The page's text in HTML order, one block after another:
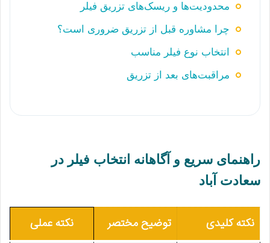
محدودیت‌ها و ریسک‌های تزریق فیلر
چرا مشاوره قبل از تزریق ضروری است؟
انتخاب نوع فیلر مناسب
مراقبت‌های بعد از تزریق
راهنمای سریع و آگاهانه انتخاب فیلر در
سعادت آباد
نکته کلیدی توضیح مختصر نکته عملی